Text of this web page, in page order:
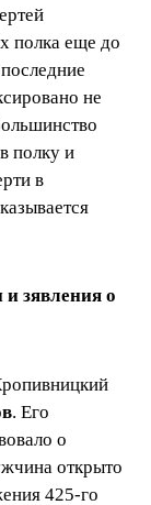
полка еще до
не
полку и
в
зявления о
. Его
о
открыто
425-го